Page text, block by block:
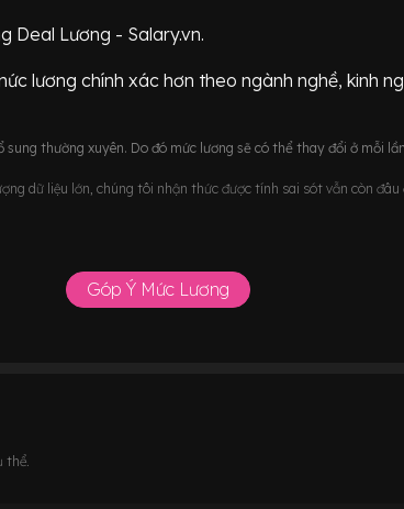
Deal Lương - Salary.vn.
lương chính xác hơn theo ngành nghề, kinh
thường xuyên. Do đó mức lương sẽ có thể thay đổi ở mỗi
dữ liệu lớn, chúng tôi nhận thức được tính sai sót vẫn còn
Góp Ý Mức Lương
thể.